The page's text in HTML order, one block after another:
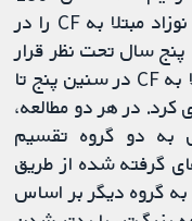
شرکت‌کننده بودند. یک مطالعه، 170 نوزاد مبتلا به CF را در
سال تحت نظر قرار
داد. مطالعه دوم شامل 30 کودک مبتلا به CF در سنین پنج تا
کرد. در هر دو مطالعه،
به دو گروه تقسیم
گرفته شده از طریق
گروه دیگر بر اساس